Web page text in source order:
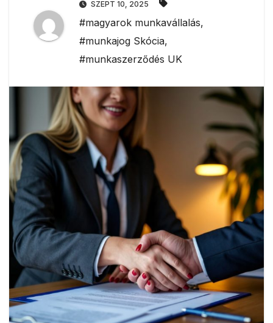
SZEPT 10, 2025
#magyarok munkavállalás,
#munkajog Skócia,
#munkaszerződés UK